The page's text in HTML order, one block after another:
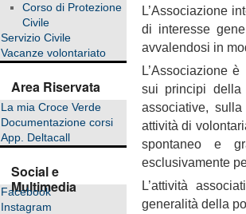
Corso di Protezione
Civile
Servizio Civile
Vacanze volontariato
Area Riservata
La mia Croce Verde
Documentazione corsi
App. Deltacall
Social e
Multimedia
Facebook
Instagram
L’Associazione
di interesse
avvalendosi in
L’Associazione
sui principi
associative,
attività di
spontaneo e
esclusivamente
L’attività
generalità della